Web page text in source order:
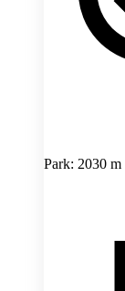
Park: 2030 m